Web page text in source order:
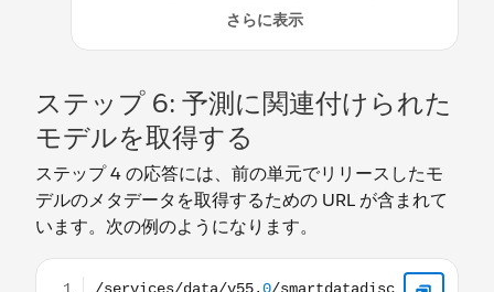
ステップ 6: 予測に関連付けられた
モデルを取得する
ステップ 4 の応答には、前の単元でリリースしたモ
デルのメタデータを取得するための URL が含まれて
います。次の例のようになります。
/services/data/v55.0/smartdatadiscovery/